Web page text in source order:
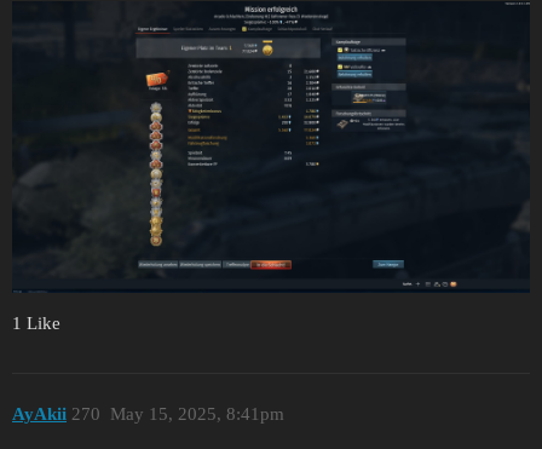
1 Like
AyAkii May 15, 2025, 8:41pm
270